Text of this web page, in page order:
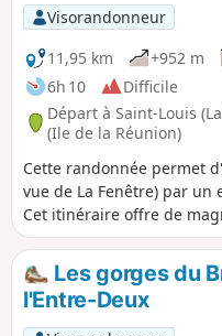
Visorandonneur
11,95 km
+952 m
6h 10
Difficile
Départ à Saint-Louis
(Ile de la Réunion)
Cette randonnée permet
vue de La Fenêtre) par un
Cet itinéraire offre de
de Cilaos et le Sud de
par la belle vallée du Bras
Les gorges du
l'Entre-Deux